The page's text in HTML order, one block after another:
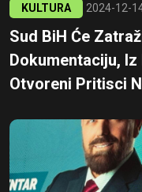
KULTURA 2024-12-
Sud BiH Će
Dokumentaciju, Iz
Otvoreni Pritisci